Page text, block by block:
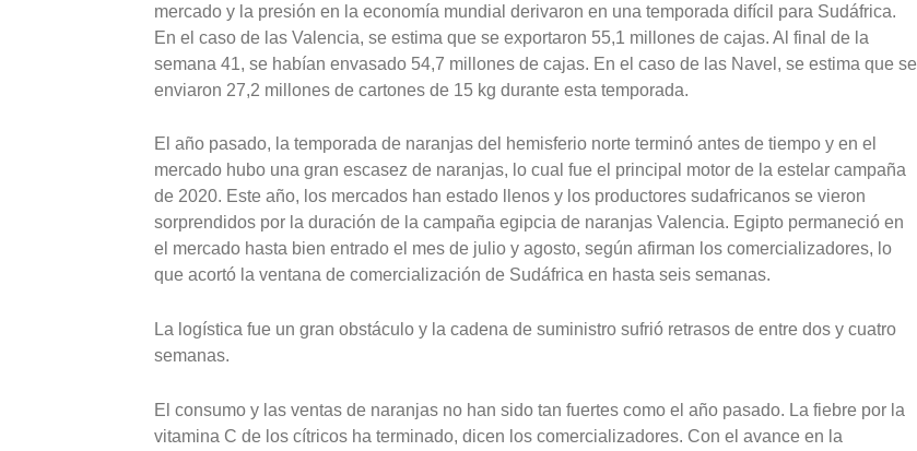
mercado y la presión en la economía mundial derivaron en una temporada difícil para Sudáfrica.
En el caso de las Valencia, se estima que se exportaron 55,1 millones de cajas. Al final de la
semana 41, se habían envasado 54,7 millones de cajas. En el caso de las Navel, se estima que se
enviaron 27,2 millones de cartones de 15 kg durante esta temporada.
El año pasado, la temporada de naranjas del hemisferio norte terminó antes de tiempo y en el
mercado hubo una gran escasez de naranjas, lo cual fue el principal motor de la estelar campaña
de 2020. Este año, los mercados han estado llenos y los productores sudafricanos se vieron
sorprendidos por la duración de la campaña egipcia de naranjas Valencia. Egipto permaneció en
el mercado hasta bien entrado el mes de julio y agosto, según afirman los comercializadores, lo
que acortó la ventana de comercialización de Sudáfrica en hasta seis semanas.
La logística fue un gran obstáculo y la cadena de suministro sufrió retrasos de entre dos y cuatro
semanas.
El consumo y las ventas de naranjas no han sido tan fuertes como el año pasado. La fiebre por la
vitamina C de los cítricos ha terminado, dicen los comercializadores. Con el avance en la